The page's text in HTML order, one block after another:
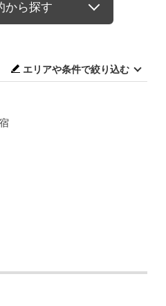
から探す
エリアや条件で絞り込む